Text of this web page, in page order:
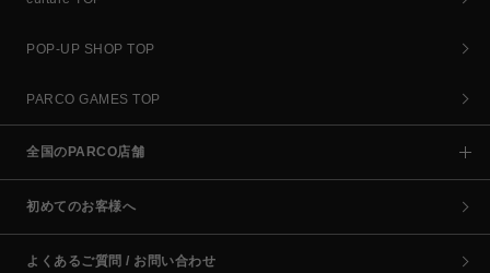
POP-UP SHOP TOP
PARCO GAMES TOP
全国のPARCO店舗
初めてのお客様へ
よくあるご質問 / お問い合わせ